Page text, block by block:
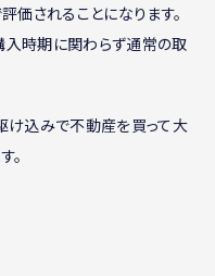
価されることになります。
入時期に関わらず通常の取
け込みで不動産を買って大
。